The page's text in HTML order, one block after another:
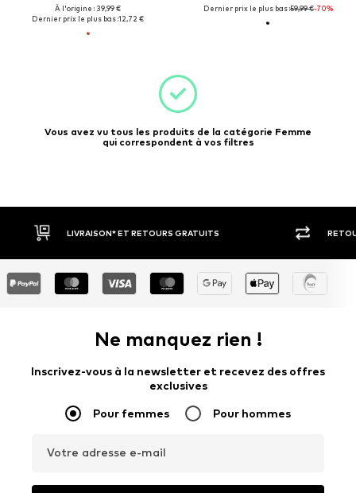
À l'origine : 39,99 €
Dernier prix le plus bas :12,72 €
Dernier prix le plus bas :59,99 €-70%
Vous avez vu tous les produits de la catégorie Femme
qui correspondent à vos filtres
LIVRAISON* ET RETOURS GRATUITS
Ne manquez rien !
Inscrivez-vous à la newsletter et recevez des offres
exclusives
Pour femmes Pour hommes
Votre adresse e-mail